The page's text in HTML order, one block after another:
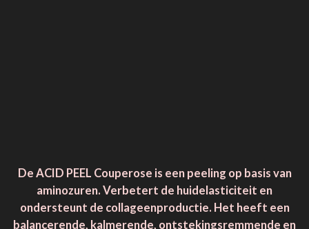
De ACID PEEL Couperose is een peeling op basis van
aminozuren. Verbetert de huidelasticiteit en
ondersteunt de collageenproductie. Het heeft een
balancerende, kalmerende, ontstekingsremmende en